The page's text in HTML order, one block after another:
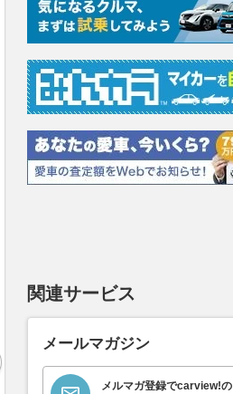
関連サービス
メールマガジン
メルマガ登録でcarview!の